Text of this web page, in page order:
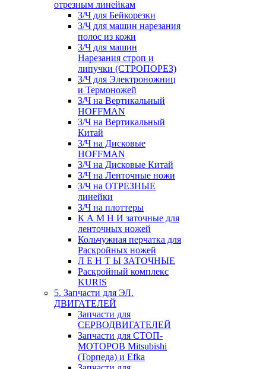
отрезным линейкам
З/Ч для Бейкорезки
З/Ч для машин нарезания
полос из кожи
З/Ч для машин
Нарезания строп и
липучки (СТРОПОРЕЗ)
З/Ч для Электроножниц
и Термоножей
З/Ч на Вертикальный
HOFFMAN
З/Ч на Вертикальный
Китай
З/Ч на Дисковые
HOFFMAN
З/Ч на Дисковые Китай
З/Ч на Ленточные ножи
З/Ч на ОТРЕЗНЫЕ
линейки
З/Ч на плоттеры
К А М Н И заточные для
ленточных ножей
Кольчужная перчатка для
Раскройных ножей
Л Е Н Т Ы ЗАТОЧНЫЕ
Раскройный комплекс
KURIS
5. Запчасти для ЭЛ.
ДВИГАТЕЛЕЙ
Запчасти для
СЕРВОДВИГАТЕЛЕЙ
Запчасти для СТОП-
МОТОРОВ Mitsubishi
(Торпеда) и Efka